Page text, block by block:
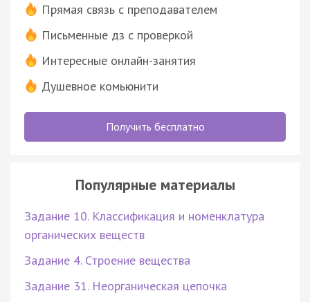
Прямая связь с преподавателем
Письменные дз с проверкой
Интересные онлайн-занятия
Душевное комьюнити
Получить бесплатно
Популярные материалы
Задание 10. Классификация и номенклатура
органических веществ
Задание 4. Строение вещества
Задание 31. Неорганическая цепочка